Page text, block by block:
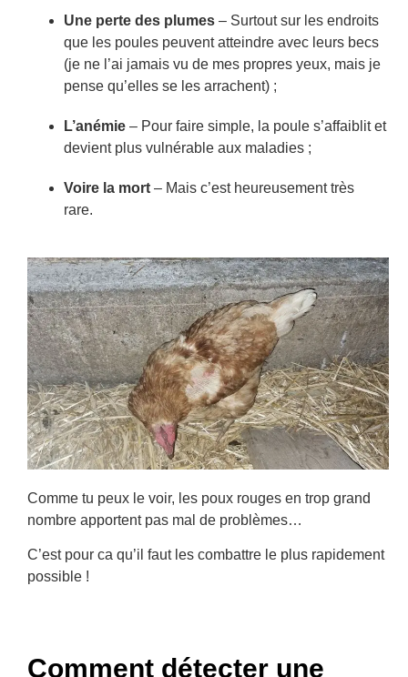
Une perte des plumes – Surtout sur les endroits
que les poules peuvent atteindre avec leurs becs
(je ne l’ai jamais vu de mes propres yeux, mais je
pense qu’elles se les arrachent) ;
L’anémie – Pour faire simple, la poule s’affaiblit et
devient plus vulnérable aux maladies ;
Voire la mort – Mais c’est heureusement très
rare.
Comme tu peux le voir, les poux rouges en trop grand
nombre apportent pas mal de problèmes…
C’est pour ca qu’il faut les combattre le plus rapidement
possible !
Comment détecter une